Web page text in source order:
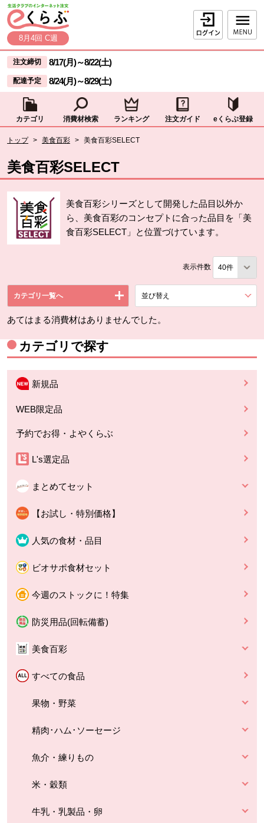
ページの先頭です。
本文へジャンプする。
8月4回 C週
ログイン
ここからサイト内共通メニューです。
サイト内共通メニューをスキップする
注文締切 8/17(月)～8/22(土)
配達予定 8/24(月)～8/29(土)
カテゴリ 消費材検索 ランキング 注文ガイド eくらぶ登録
トップ > 美食百彩 > 美食百彩SELECT
美食百彩SELECT
美食百彩シリーズとして開発した品目以外か
ら、美食百彩のコンセプトに合った品目を「美
食百彩SELECT」と位置づけています。
表示件数
カテゴリ一覧へ 並び替え
あてはまる消費材はありませんでした。
カテゴリで探す
新規品
WEB限定品
予約でお得・よやくらぶ
L's選定品
まとめてセット
【お試し・特別価格】
人気の食材・品目
ビオサポ食材セット
今週のストックに！特集
防災用品(回転備蓄)
美食百彩
すべての食品
果物・野菜
精肉･ハム･ソーセージ
魚介・練りもの
米・穀類
牛乳・乳製品・卵